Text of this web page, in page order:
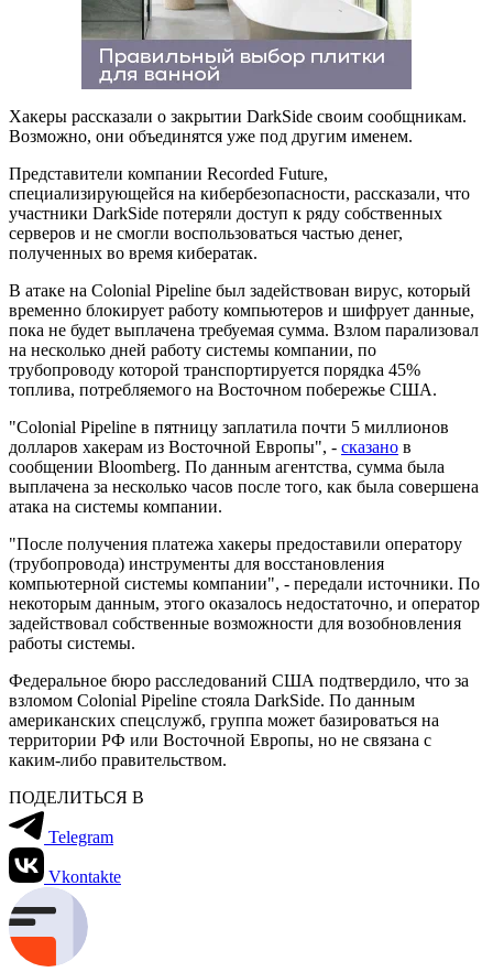
Хакеры рассказали о закрытии DarkSide своим сообщникам.
Возможно, они объединятся уже под другим именем.
Представители компании Recorded Future,
специализирующейся на кибербезопасности, рассказали, что
участники DarkSide потеряли доступ к ряду собственных
серверов и не смогли воспользоваться частью денег,
полученных во время кибератак.
В атаке на Colonial Pipeline был задействован вирус, который
временно блокирует работу компьютеров и шифрует данные,
пока не будет выплачена требуемая сумма. Взлом парализовал
на несколько дней работу системы компании, по
трубопроводу которой транспортируется порядка 45%
топлива, потребляемого на Восточном побережье США.
"Colonial Pipeline в пятницу заплатила почти 5 миллионов
долларов хакерам из Восточной Европы", - сказано в
сообщении Bloomberg. По данным агентства, сумма была
выплачена за несколько часов после того, как была совершена
атака на системы компании.
"После получения платежа хакеры предоставили оператору
(трубопровода) инструменты для восстановления
компьютерной системы компании", - передали источники. По
некоторым данным, этого оказалось недостаточно, и оператор
задействовал собственные возможности для возобновления
работы системы.
Федеральное бюро расследований США подтвердило, что за
взломом Colonial Pipeline стояла DarkSide. По данным
американских спецслужб, группа может базироваться на
территории РФ или Восточной Европы, но не связана с
каким-либо правительством.
ПОДЕЛИТЬСЯ В
Telegram
Vkontakte